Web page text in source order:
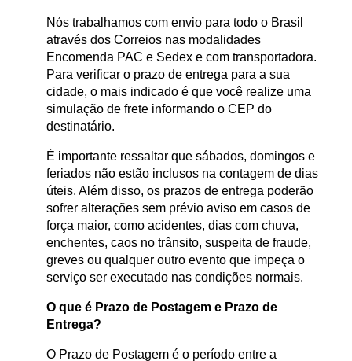
Nós trabalhamos com envio para todo o Brasil
através dos Correios nas modalidades
Encomenda PAC e Sedex e com transportadora.
Para verificar o prazo de entrega para a sua
cidade, o mais indicado é que você realize uma
simulação de frete informando o CEP do
destinatário.
É importante ressaltar que sábados, domingos e
feriados não estão inclusos na contagem de dias
úteis. Além disso, os prazos de entrega poderão
sofrer alterações sem prévio aviso em casos de
força maior, como acidentes, dias com chuva,
enchentes, caos no trânsito, suspeita de fraude,
greves ou qualquer outro evento que impeça o
serviço ser executado nas condições normais.
O que é Prazo de Postagem e Prazo de
Entrega?
O Prazo de Postagem é o período entre a